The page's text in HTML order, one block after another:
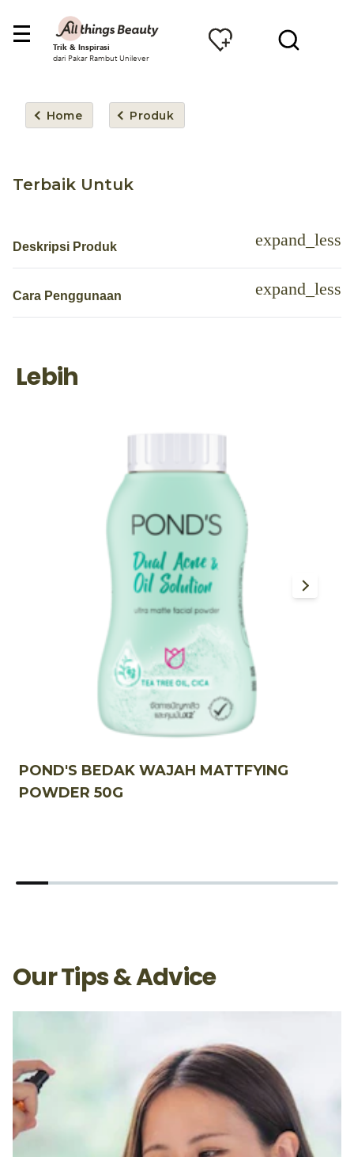
Trik & Inspirasi
dari Pakar Rambut Unilever
Home Produk
Terbaik Untuk
Deskripsi Produk
Cara Penggunaan
Lebih
POND'S BEDAK WAJAH MATTFYING
POWDER 50G
Our Tips & Advice